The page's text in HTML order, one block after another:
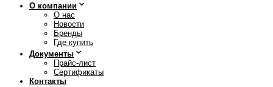
О компании
О нас
Новости
Бренды
Где купить
Документы
Прайс-лист
Сертификаты
Контакты